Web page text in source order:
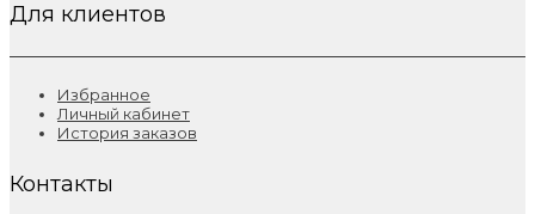
Для клиентов
Избранное
Личный кабинет
История заказов
Контакты